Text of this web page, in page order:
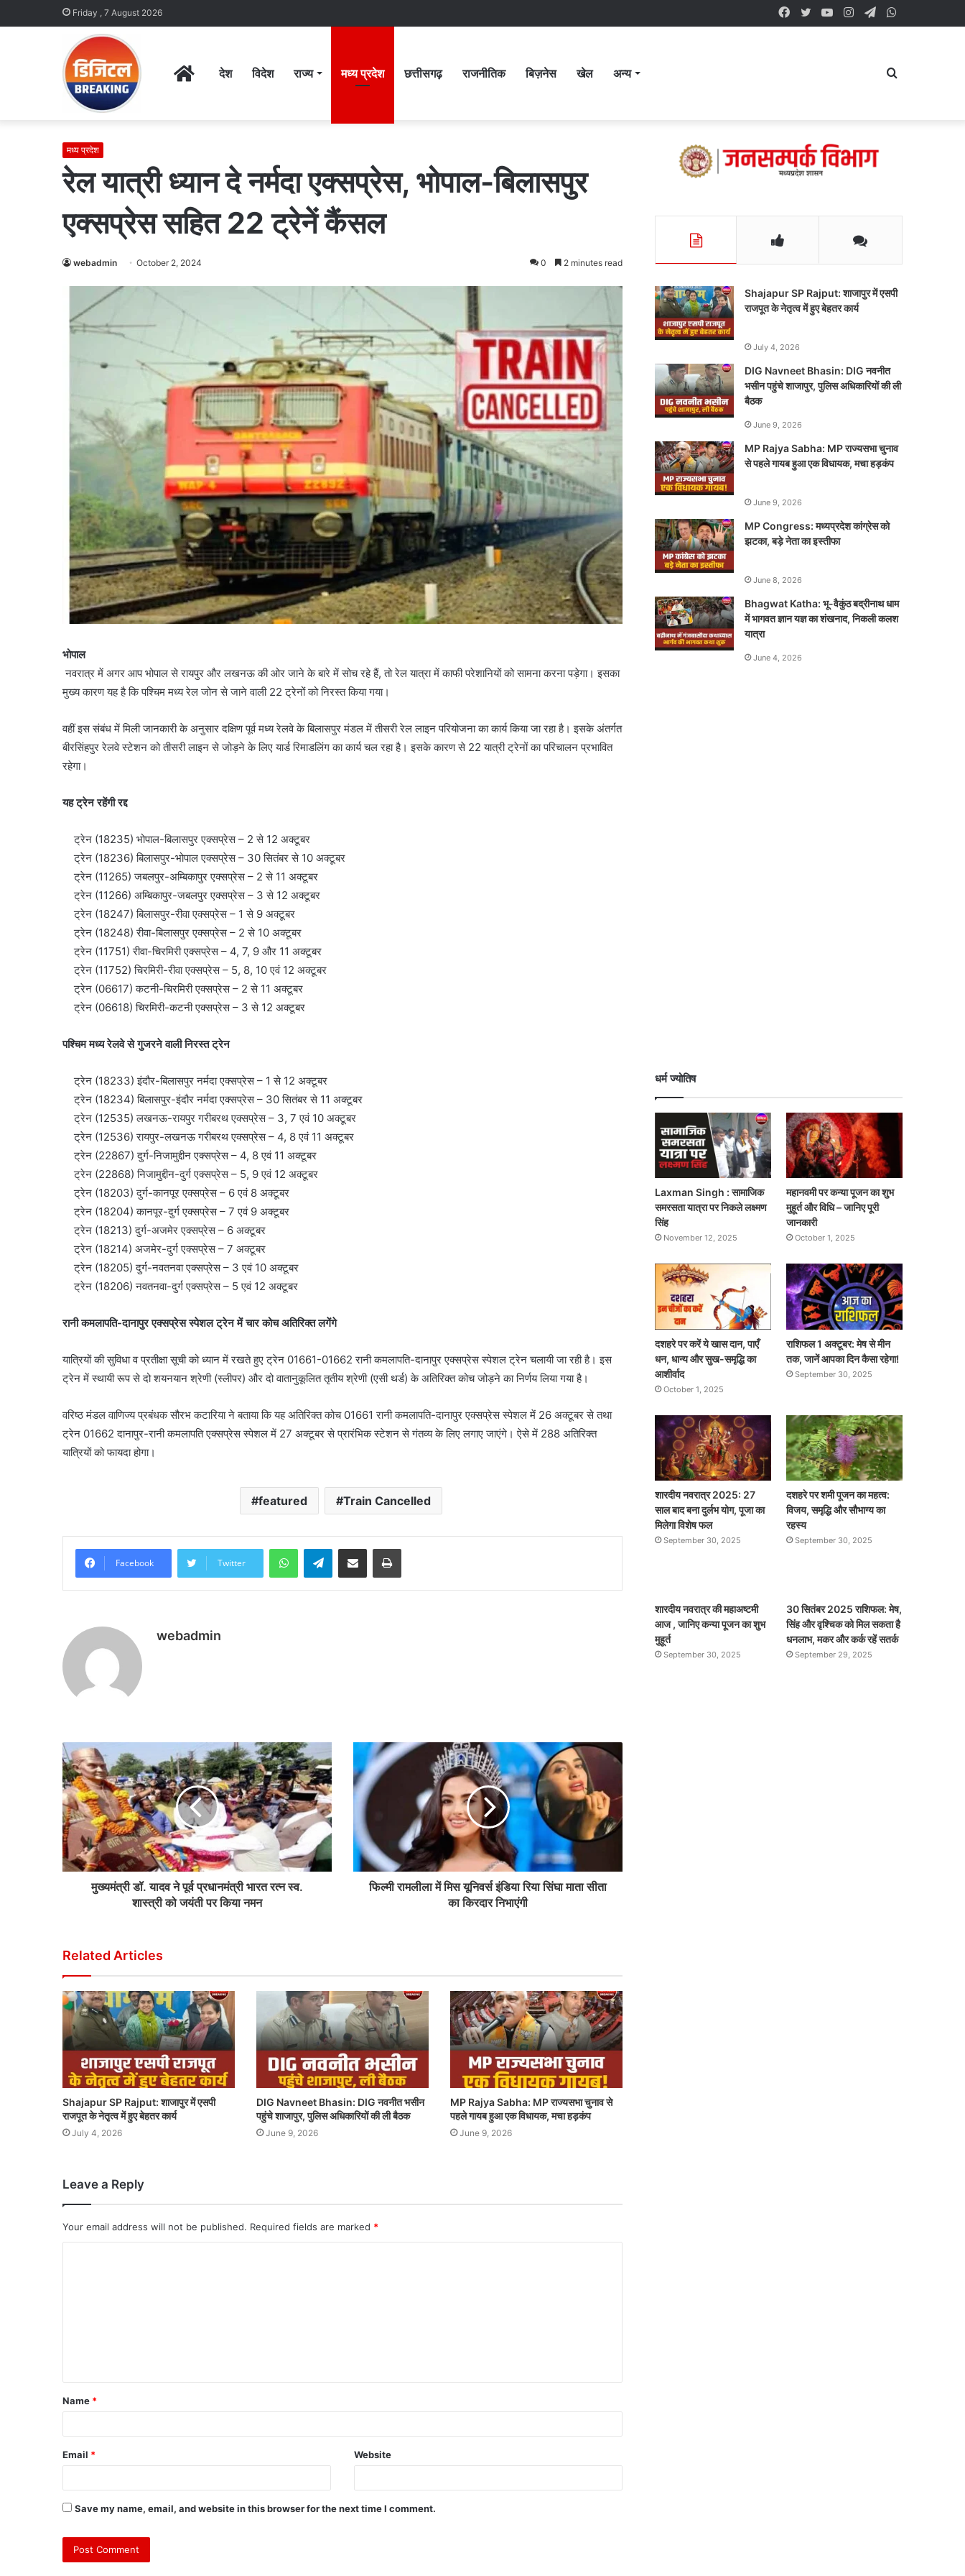
Friday , 7 August 2026 Telegram
Instagram
YouTube
Twitter
Facebook
Homeदेश विदेश राज्य मध्य प्रदेश छत्तीसगढ़ राजनीतिक बिज़नेस खेल अन्य Search
मध्य प्रदेश
रेल यात्री ध्यान दे नर्मदा एक्सप्रेस, भोपाल-बिलासपुर
एक्सप्रेस सहित 22 ट्रेनें कैंसल
webadmin October 2, 2024 0 2 minutes read
भोपाल
नवरात्र में अगर आप भोपाल से रायपुर और लखनऊ की ओर जाने के बारे में सोच रहे हैं, तो रेल यात्रा में काफी परेशानियों को सामना करना पड़ेगा। इसका
मुख्य कारण यह है कि पश्चिम मध्य रेल जोन से जाने वाली 22 ट्रेनों को निरस्त किया गया।
वहीं इस संबंध में मिली जानकारी के अनुसार दक्षिण पूर्व मध्य रेलवे के बिलासपुर मंडल में तीसरी रेल लाइन परियोजना का कार्य किया जा रहा है। इसके अंतर्गत
बीरसिंहपुर रेलवे स्टेशन को तीसरी लाइन से जोड़ने के लिए यार्ड रिमाडलिंग का कार्य चल रहा है। इसके कारण से 22 यात्री ट्रेनों का परिचालन प्रभावित
रहेगा।
यह ट्रेन रहेंगी रद्द
ट्रेन (18235) भोपाल-बिलासपुर एक्सप्रेस – 2 से 12 अक्टूबर
ट्रेन (18236) बिलासपुर-भोपाल एक्सप्रेस – 30 सितंबर से 10 अक्टूबर
ट्रेन (11265) जबलपुर-अम्बिकापुर एक्सप्रेस – 2 से 11 अक्टूबर
ट्रेन (11266) अम्बिकापुर-जबलपुर एक्सप्रेस – 3 से 12 अक्टूबर
ट्रेन (18247) बिलासपुर-रीवा एक्सप्रेस – 1 से 9 अक्टूबर
ट्रेन (18248) रीवा-बिलासपुर एक्सप्रेस – 2 से 10 अक्टूबर
ट्रेन (11751) रीवा-चिरमिरी एक्सप्रेस – 4, 7, 9 और 11 अक्टूबर
ट्रेन (11752) चिरमिरी-रीवा एक्सप्रेस – 5, 8, 10 एवं 12 अक्टूबर
ट्रेन (06617) कटनी-चिरमिरी एक्सप्रेस – 2 से 11 अक्टूबर
ट्रेन (06618) चिरमिरी-कटनी एक्सप्रेस – 3 से 12 अक्टूबर
पश्चिम मध्य रेलवे से गुजरने वाली निरस्त ट्रेन
ट्रेन (18233) इंदौर-बिलासपुर नर्मदा एक्सप्रेस – 1 से 12 अक्टूबर
ट्रेन (18234) बिलासपुर-इंदौर नर्मदा एक्सप्रेस – 30 सितंबर से 11 अक्टूबर
ट्रेन (12535) लखनऊ-रायपुर गरीबरथ एक्सप्रेस – 3, 7 एवं 10 अक्टूबर
ट्रेन (12536) रायपुर-लखनऊ गरीबरथ एक्सप्रेस – 4, 8 एवं 11 अक्टूबर
ट्रेन (22867) दुर्ग-निजामुद्दीन एक्सप्रेस – 4, 8 एवं 11 अक्टूबर
ट्रेन (22868) निजामुद्दीन-दुर्ग एक्सप्रेस – 5, 9 एवं 12 अक्टूबर
ट्रेन (18203) दुर्ग-कानपूर एक्सप्रेस – 6 एवं 8 अक्टूबर
ट्रेन (18204) कानपूर-दुर्ग एक्सप्रेस – 7 एवं 9 अक्टूबर
ट्रेन (18213) दुर्ग-अजमेर एक्सप्रेस – 6 अक्टूबर
ट्रेन (18214) अजमेर-दुर्ग एक्सप्रेस – 7 अक्टूबर
ट्रेन (18205) दुर्ग-नवतनवा एक्सप्रेस – 3 एवं 10 अक्टूबर
ट्रेन (18206) नवतनवा-दुर्ग एक्सप्रेस – 5 एवं 12 अक्टूबर
रानी कमलापति-दानापुर एक्सप्रेस स्पेशल ट्रेन में चार कोच अतिरिक्त लगेंगे
यात्रियों की सुविधा व प्रतीक्षा सूची को ध्यान में रखते हुए ट्रेन 01661-01662 रानी कमलापति-दानापुर एक्सप्रेस स्पेशल ट्रेन चलायी जा रही है। इस
ट्रेन में स्थायी रूप से दो शयनयान श्रेणी (स्लीपर) और दो वातानुकूलित तृतीय श्रेणी (एसी थर्ड) के अतिरिक्त कोच जोड़ने का निर्णय लिया गया है।
वरिष्ठ मंडल वाणिज्य प्रबंधक सौरभ कटारिया ने बताया कि यह अतिरिक्त कोच 01661 रानी कमलापति-दानापुर एक्सप्रेस स्पेशल में 26 अक्टूबर से तथा
ट्रेन 01662 दानापुर-रानी कमलापति एक्सप्रेस स्पेशल में 27 अक्टूबर से प्रारंभिक स्टेशन से गंतव्य के लिए लगाए जाएंगे। ऐसे में 288 अतिरिक्त
यात्रियों को फायदा होगा।
featured Train Cancelled
Facebook Twitter
WhatsAppTelegramShare via Email Print
webadmin
मुख्यमंत्री डॉ. यादव ने पूर्व प्रधानमंत्री भारत रत्न स्व.
शास्त्री को जयंती पर किया नमन
फिल्मी रामलीला में मिस यूनिवर्स इंडिया रिया सिंघा माता सीता
का किरदार निभाएंगी
Related Articles
Shajapur SP Rajput: शाजापुर में एसपी
राजपूत के नेतृत्व में हुए बेहतर कार्य
July 4, 2026
DIG Navneet Bhasin: DIG नवनीत भसीन
पहुंचे शाजापुर, पुलिस अधिकारियों की ली बैठक
June 9, 2026
MP Rajya Sabha: MP राज्यसभा चुनाव से
पहले गायब हुआ एक विधायक, मचा हड़कंप
June 9, 2026
Leave a Reply
Your email address will not be published. Required fields are marked *
Name *
Email * Website
Save my name, email, and website in this browser for the next time I comment.
Shajapur SP Rajput: शाजापुर में एसपी
राजपूत के नेतृत्व में हुए बेहतर कार्य
July 4, 2026
DIG Navneet Bhasin: DIG नवनीत
भसीन पहुंचे शाजापुर, पुलिस अधिकारियों की ली
बैठक
June 9, 2026
MP Rajya Sabha: MP राज्यसभा चुनाव
से पहले गायब हुआ एक विधायक, मचा हड़कंप
June 9, 2026
MP Congress: मध्यप्रदेश कांग्रेस को
झटका, बड़े नेता का इस्तीफा
June 8, 2026
Bhagwat Katha: भू-वैकुंठ बद्रीनाथ धाम
में भागवत ज्ञान यज्ञ का शंखनाद, निकली कलश
यात्रा
June 4, 2026
धर्म ज्योतिष
Laxman Singh : सामाजिक
समरसता यात्रा पर निकले लक्ष्मण
सिंह
November 12, 2025
महानवमी पर कन्या पूजन का शुभ
मुहूर्त और विधि – जानिए पूरी
जानकारी
October 1, 2025
दशहरे पर करें ये खास दान, पाएँ
धन, धान्य और सुख-समृद्धि का
आशीर्वाद
October 1, 2025
राशिफल 1 अक्टूबर: मेष से मीन
तक, जानें आपका दिन कैसा रहेगा!
September 30, 2025
शारदीय नवरात्र 2025: 27
साल बाद बना दुर्लभ योग, पूजा का
मिलेगा विशेष फल
September 30, 2025
दशहरे पर शमी पूजन का महत्व:
विजय, समृद्धि और सौभाग्य का
रहस्य
September 30, 2025
शारदीय नवरात्र की महाअष्टमी
आज , जानिए कन्या पूजन का शुभ
मुहूर्त
September 30, 2025
30 सितंबर 2025 राशिफल: मेष,
सिंह और वृश्चिक को मिल सकता है
धनलाभ, मकर और कर्क रहें सतर्क
September 29, 2025